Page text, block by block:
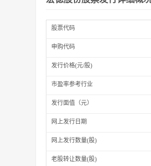
股票代码
申购代码
发行价格(元/股)
市盈率参考行业
发行面值（元）
网上发行日期
网上发行数量(股)
老股转让数量(股)